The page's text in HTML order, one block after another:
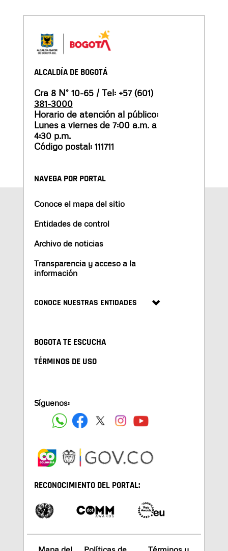
ALCALDÍA DE BOGOTÁ
Cra 8 N° 10-65 / Tel: +57 (601)
381-3000
Horario de atención al público:
Lunes a viernes de 7:00 a.m. a
4:30 p.m.
Código postal: 111711
NAVEGA POR PORTAL
Conoce el mapa del sitio
Entidades de control
Archivo de noticias
Transparencia y acceso a la
información
CONOCE NUESTRAS ENTIDADES
BOGOTA TE ESCUCHA
TÉRMINOS DE USO
Síguenos:
RECONOCIMIENTO DEL PORTAL: